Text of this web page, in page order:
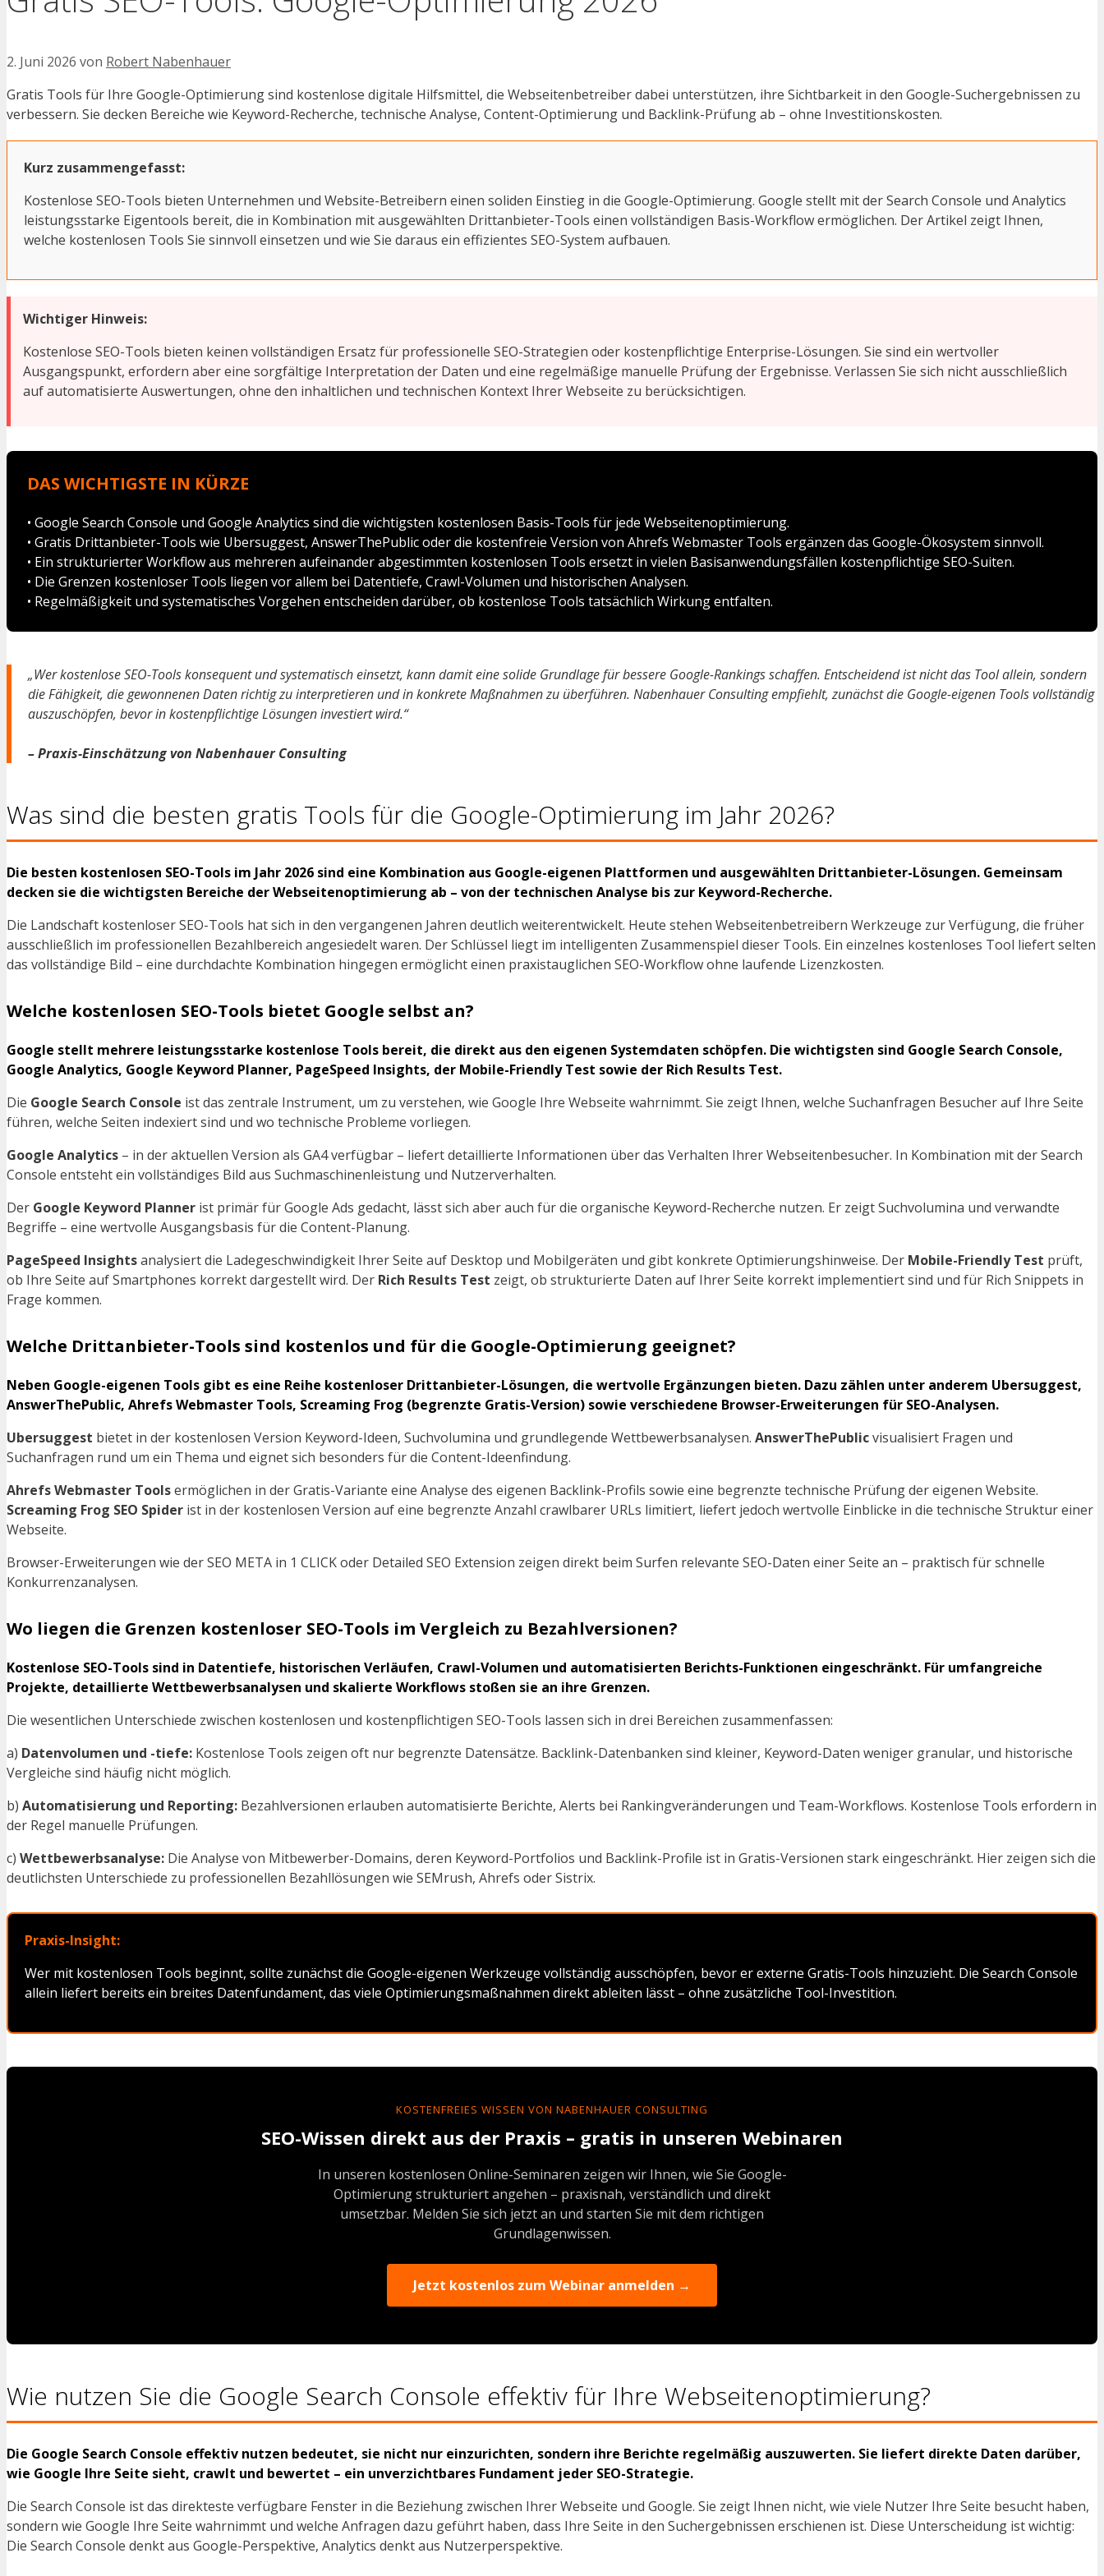
2. Juni 2026 von Robert Nabenhauer
Gratis Tools für Ihre Google-Optimierung sind kostenlose digitale Hilfsmittel, die Webseitenbetreiber dabei unterstützen, ihre Sichtbarkeit in den Google-Suchergebnissen zu
verbessern. Sie decken Bereiche wie Keyword-Recherche, technische Analyse, Content-Optimierung und Backlink-Prüfung ab – ohne Investitionskosten.
Kurz zusammengefasst:
Kostenlose SEO-Tools bieten Unternehmen und Website-Betreibern einen soliden Einstieg in die Google-Optimierung. Google stellt mit der Search Console und Analytics
leistungsstarke Eigentools bereit, die in Kombination mit ausgewählten Drittanbieter-Tools einen vollständigen Basis-Workflow ermöglichen. Der Artikel zeigt Ihnen,
welche kostenlosen Tools Sie sinnvoll einsetzen und wie Sie daraus ein effizientes SEO-System aufbauen.
Wichtiger Hinweis:
Kostenlose SEO-Tools bieten keinen vollständigen Ersatz für professionelle SEO-Strategien oder kostenpflichtige Enterprise-Lösungen. Sie sind ein wertvoller
Ausgangspunkt, erfordern aber eine sorgfältige Interpretation der Daten und eine regelmäßige manuelle Prüfung der Ergebnisse. Verlassen Sie sich nicht ausschließlich
auf automatisierte Auswertungen, ohne den inhaltlichen und technischen Kontext Ihrer Webseite zu berücksichtigen.
DAS WICHTIGSTE IN KÜRZE
• Google Search Console und Google Analytics sind die wichtigsten kostenlosen Basis-Tools für jede Webseitenoptimierung.
• Gratis Drittanbieter-Tools wie Ubersuggest, AnswerThePublic oder die kostenfreie Version von Ahrefs Webmaster Tools ergänzen das Google-Ökosystem sinnvoll.
• Ein strukturierter Workflow aus mehreren aufeinander abgestimmten kostenlosen Tools ersetzt in vielen Basisanwendungsfällen kostenpflichtige SEO-Suiten.
• Die Grenzen kostenloser Tools liegen vor allem bei Datentiefe, Crawl-Volumen und historischen Analysen.
• Regelmäßigkeit und systematisches Vorgehen entscheiden darüber, ob kostenlose Tools tatsächlich Wirkung entfalten.
„Wer kostenlose SEO-Tools konsequent und systematisch einsetzt, kann damit eine solide Grundlage für bessere Google-Rankings schaffen. Entscheidend ist nicht das Tool allein, sondern
die Fähigkeit, die gewonnenen Daten richtig zu interpretieren und in konkrete Maßnahmen zu überführen. Nabenhauer Consulting empfiehlt, zunächst die Google-eigenen Tools vollständig
auszuschöpfen, bevor in kostenpflichtige Lösungen investiert wird.“
– Praxis-Einschätzung von Nabenhauer Consulting
Was sind die besten gratis Tools für die Google-Optimierung im Jahr 2026?
Die besten kostenlosen SEO-Tools im Jahr 2026 sind eine Kombination aus Google-eigenen Plattformen und ausgewählten Drittanbieter-Lösungen. Gemeinsam
decken sie die wichtigsten Bereiche der Webseitenoptimierung ab – von der technischen Analyse bis zur Keyword-Recherche.
Die Landschaft kostenloser SEO-Tools hat sich in den vergangenen Jahren deutlich weiterentwickelt. Heute stehen Webseitenbetreibern Werkzeuge zur Verfügung, die früher
ausschließlich im professionellen Bezahlbereich angesiedelt waren. Der Schlüssel liegt im intelligenten Zusammenspiel dieser Tools. Ein einzelnes kostenloses Tool liefert selten
das vollständige Bild – eine durchdachte Kombination hingegen ermöglicht einen praxistauglichen SEO-Workflow ohne laufende Lizenzkosten.
Welche kostenlosen SEO-Tools bietet Google selbst an?
Google stellt mehrere leistungsstarke kostenlose Tools bereit, die direkt aus den eigenen Systemdaten schöpfen. Die wichtigsten sind Google Search Console,
Google Analytics, Google Keyword Planner, PageSpeed Insights, der Mobile-Friendly Test sowie der Rich Results Test.
Die Google Search Console ist das zentrale Instrument, um zu verstehen, wie Google Ihre Webseite wahrnimmt. Sie zeigt Ihnen, welche Suchanfragen Besucher auf Ihre Seite
führen, welche Seiten indexiert sind und wo technische Probleme vorliegen.
Google Analytics – in der aktuellen Version als GA4 verfügbar – liefert detaillierte Informationen über das Verhalten Ihrer Webseitenbesucher. In Kombination mit der Search
Console entsteht ein vollständiges Bild aus Suchmaschinenleistung und Nutzerverhalten.
Der Google Keyword Planner ist primär für Google Ads gedacht, lässt sich aber auch für die organische Keyword-Recherche nutzen. Er zeigt Suchvolumina und verwandte
Begriffe – eine wertvolle Ausgangsbasis für die Content-Planung.
PageSpeed Insightsanalysiert die Ladegeschwindigkeit Ihrer Seite auf Desktop und Mobilgeräten und gibt konkrete Optimierungshinweise. Der Mobile-Friendly Test prüft,
ob Ihre Seite auf Smartphones korrekt dargestellt wird. Der Rich Results Test zeigt, ob strukturierte Daten auf Ihrer Seite korrekt implementiert sind und für Rich Snippets in
Frage kommen.
Welche Drittanbieter-Tools sind kostenlos und für die Google-Optimierung geeignet?
Neben Google-eigenen Tools gibt es eine Reihe kostenloser Drittanbieter-Lösungen, die wertvolle Ergänzungen bieten. Dazu zählen unter anderem Ubersuggest,
AnswerThePublic, Ahrefs Webmaster Tools, Screaming Frog (begrenzte Gratis-Version) sowie verschiedene Browser-Erweiterungen für SEO-Analysen.
Ubersuggest bietet in der kostenlosen Version Keyword-Ideen, Suchvolumina und grundlegende Wettbewerbsanalysen. AnswerThePublicvisualisiert Fragen und
Suchanfragen rund um ein Thema und eignet sich besonders für die Content-Ideenfindung.
Ahrefs Webmaster Toolsermöglichen in der Gratis-Variante eine Analyse des eigenen Backlink-Profils sowie eine begrenzte technische Prüfung der eigenen Website.
Screaming Frog SEO Spider ist in der kostenlosen Version auf eine begrenzte Anzahl crawlbarer URLs limitiert, liefert jedoch wertvolle Einblicke in die technische Struktur einer
Webseite.
Browser-Erweiterungen wie der SEO META in 1 CLICK oder Detailed SEO Extension zeigen direkt beim Surfen relevante SEO-Daten einer Seite an – praktisch für schnelle
Konkurrenzanalysen.
Wo liegen die Grenzen kostenloser SEO-Tools im Vergleich zu Bezahlversionen?
Kostenlose SEO-Tools sind in Datentiefe, historischen Verläufen, Crawl-Volumen und automatisierten Berichts-Funktionen eingeschränkt. Für umfangreiche
Projekte, detaillierte Wettbewerbsanalysen und skalierte Workflows stoßen sie an ihre Grenzen.
Die wesentlichen Unterschiede zwischen kostenlosen und kostenpflichtigen SEO-Tools lassen sich in drei Bereichen zusammenfassen:
a) Datenvolumen und -tiefe: Kostenlose Tools zeigen oft nur begrenzte Datensätze. Backlink-Datenbanken sind kleiner, Keyword-Daten weniger granular, und historische
Vergleiche sind häufig nicht möglich.
b) Automatisierung und Reporting: Bezahlversionen erlauben automatisierte Berichte, Alerts bei Rankingveränderungen und Team-Workflows. Kostenlose Tools erfordern in
der Regel manuelle Prüfungen.
c) Wettbewerbsanalyse: Die Analyse von Mitbewerber-Domains, deren Keyword-Portfolios und Backlink-Profile ist in Gratis-Versionen stark eingeschränkt. Hier zeigen sich die
deutlichsten Unterschiede zu professionellen Bezahllösungen wie SEMrush, Ahrefs oder Sistrix.
Praxis-Insight:
Wer mit kostenlosen Tools beginnt, sollte zunächst die Google-eigenen Werkzeuge vollständig ausschöpfen, bevor er externe Gratis-Tools hinzuzieht. Die Search Console
allein liefert bereits ein breites Datenfundament, das viele Optimierungsmaßnahmen direkt ableiten lässt – ohne zusätzliche Tool-Investition.
KOSTENFREIES WISSEN VON NABENHAUER CONSULTING
SEO-Wissen direkt aus der Praxis – gratis in unseren Webinaren
In unseren kostenlosen Online-Seminaren zeigen wir Ihnen, wie Sie Google-
Optimierung strukturiert angehen – praxisnah, verständlich und direkt
umsetzbar. Melden Sie sich jetzt an und starten Sie mit dem richtigen
Grundlagenwissen.
Jetzt kostenlos zum Webinar anmelden →
Wie nutzen Sie die Google Search Console effektiv für Ihre Webseitenoptimierung?
Die Google Search Console effektiv nutzen bedeutet, sie nicht nur einzurichten, sondern ihre Berichte regelmäßig auszuwerten. Sie liefert direkte Daten darüber,
wie Google Ihre Seite sieht, crawlt und bewertet – ein unverzichtbares Fundament jeder SEO-Strategie.
Die Search Console ist das direkteste verfügbare Fenster in die Beziehung zwischen Ihrer Webseite und Google. Sie zeigt Ihnen nicht, wie viele Nutzer Ihre Seite besucht haben,
sondern wie Google Ihre Seite wahrnimmt und welche Anfragen dazu geführt haben, dass Ihre Seite in den Suchergebnissen erschienen ist. Diese Unterscheidung ist wichtig:
Die Search Console denkt aus Google-Perspektive, Analytics denkt aus Nutzerperspektive.